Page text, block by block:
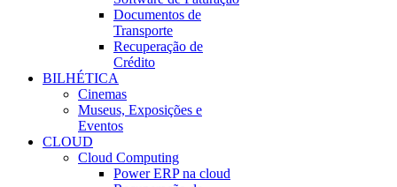
Documentos de
Transporte
Recuperação de
Crédito
BILHÉTICA
Cinemas
Museus, Exposições e
Eventos
CLOUD
Cloud Computing
Power ERP na cloud